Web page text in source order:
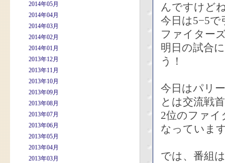
2014年05月
2014年04月
2014年03月
2014年02月
2014年01月
2013年12月
2013年11月
2013年10月
2013年09月
2013年08月
2013年07月
2013年06月
2013年05月
2013年04月
2013年03月
んですけど
今日は5−5
ファイター
明日の試合
う！
今日はパリ
とは交流戦
2位のファ
なっていま
では、番組